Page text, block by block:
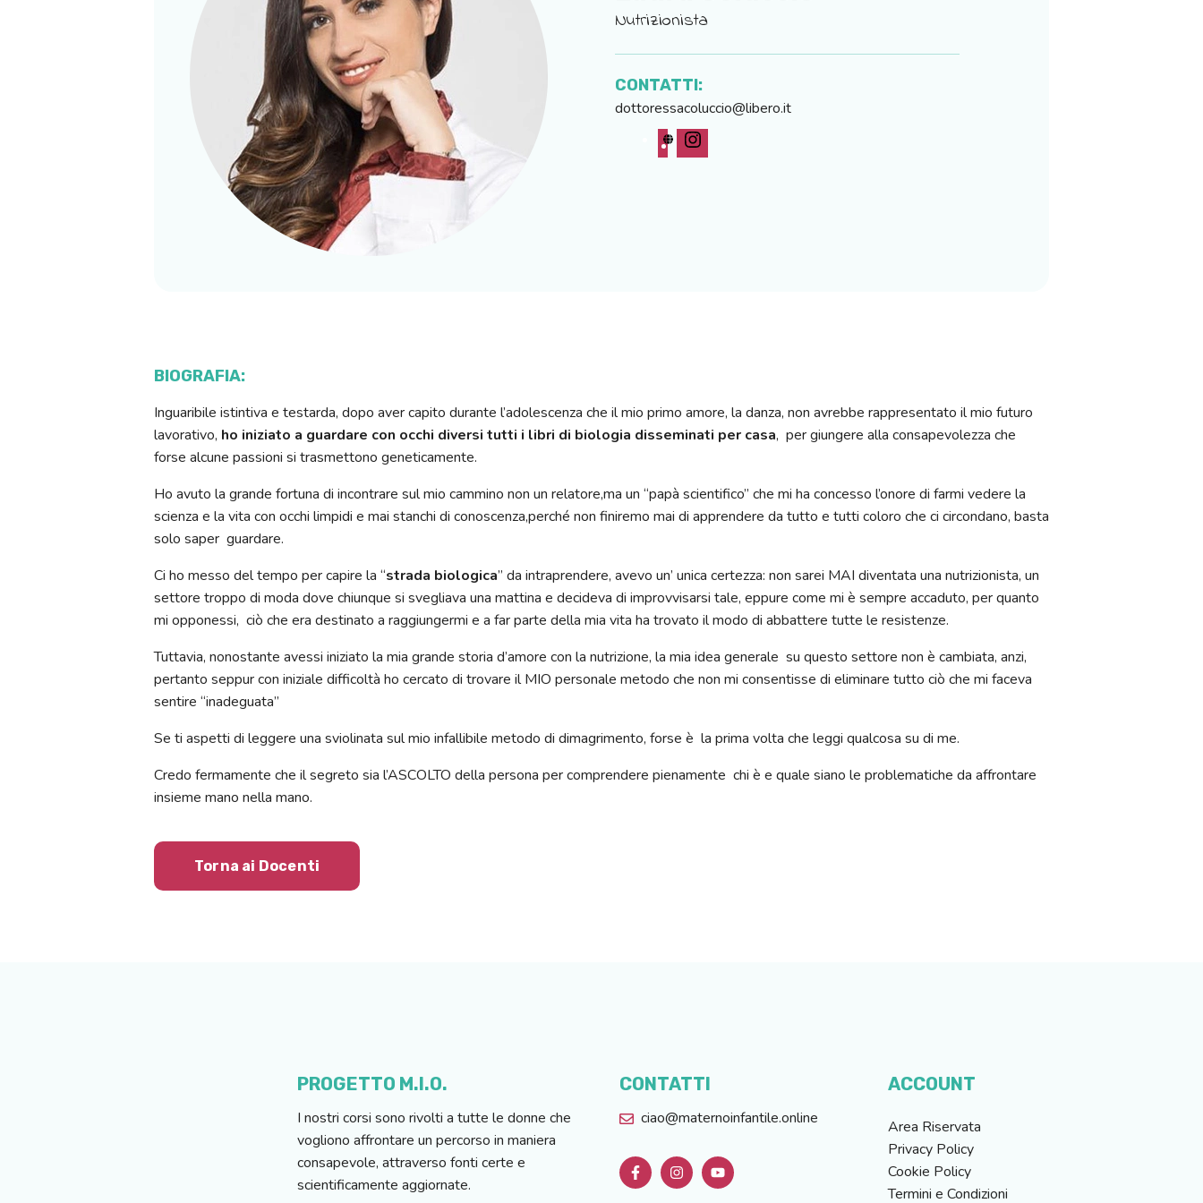
Nutrizionista
CONTATTI:
dottoressacoluccio@libero.it
BIOGRAFIA:
Inguaribile istintiva e testarda, dopo aver capito durante l’adolescenza che il mio primo amore, la danza, non avrebbe rappresentato il mio futuro
lavorativo, ho iniziato a guardare con occhi diversi tutti i libri di biologia disseminati per casa, per giungere alla consapevolezza che
forse alcune passioni si trasmettono geneticamente.
Ho avuto la grande fortuna di incontrare sul mio cammino non un relatore,ma un “papà scientifico” che mi ha concesso l’onore di farmi vedere la
scienza e la vita con occhi limpidi e mai stanchi di conoscenza,perché non finiremo mai di apprendere da tutto e tutti coloro che ci circondano, basta
solo saper guardare.
Ci ho messo del tempo per capire la “strada biologica” da intraprendere, avevo un’ unica certezza: non sarei MAI diventata una nutrizionista, un
settore troppo di moda dove chiunque si svegliava una mattina e decideva di improvvisarsi tale, eppure come mi è sempre accaduto, per quanto
mi opponessi, ciò che era destinato a raggiungermi e a far parte della mia vita ha trovato il modo di abbattere tutte le resistenze.
Tuttavia, nonostante avessi iniziato la mia grande storia d’amore con la nutrizione, la mia idea generale su questo settore non è cambiata, anzi,
pertanto seppur con iniziale difficoltà ho cercato di trovare il MIO personale metodo che non mi consentisse di eliminare tutto ciò che mi faceva
sentire “inadeguata”
Se ti aspetti di leggere una sviolinata sul mio infallibile metodo di dimagrimento, forse è la prima volta che leggi qualcosa su di me.
Credo fermamente che il segreto sia l’ASCOLTO della persona per comprendere pienamente chi è e quale siano le problematiche da affrontare
insieme mano nella mano.
Torna ai Docenti
PROGETTO M.I.O.
I nostri corsi sono rivolti a tutte le donne che
vogliono affrontare un percorso in maniera
consapevole, attraverso fonti certe e
scientificamente aggiornate.
CONTATTI
ciao@maternoinfantile.online
ACCOUNT
Area Riservata
Privacy Policy
Cookie Policy
Termini e Condizioni